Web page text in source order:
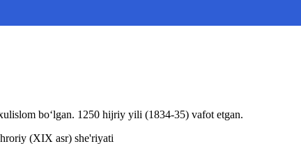
bo‘lgan. 1250 hijriy yili (1834-35) vafot etgan.